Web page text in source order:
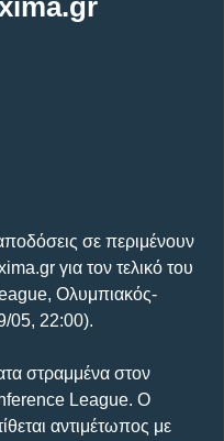
σε περιμένουν
για τον τελικό του
Ολυμπιακός-
05, 22:00).
στραμμένα στον
League. Ο
αντιμέτωπος με